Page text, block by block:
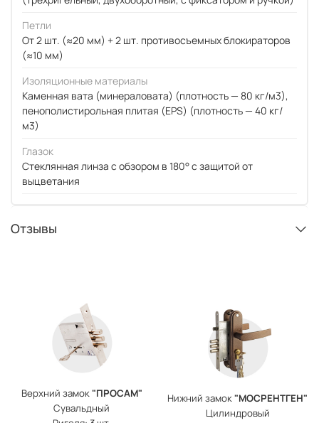
Петли
От 2 шт. (≈20 мм) + 2 шт. противосъемных блокираторов
(≈10 мм)
Изоляционные материалы
Каменная вата (минераловата) (плотность — 80 кг/м3),
пенополистирольная плитая (EPS) (плотность — 40 кг/
м3)
Глазок
Стеклянная линза с обзором в 180° с защитой от
выцветания
Отзывы
Верхний замок"ПРОСАМ"
Сувальдный
Нижний замок"МОСРЕНТГЕН"
Цилиндровый